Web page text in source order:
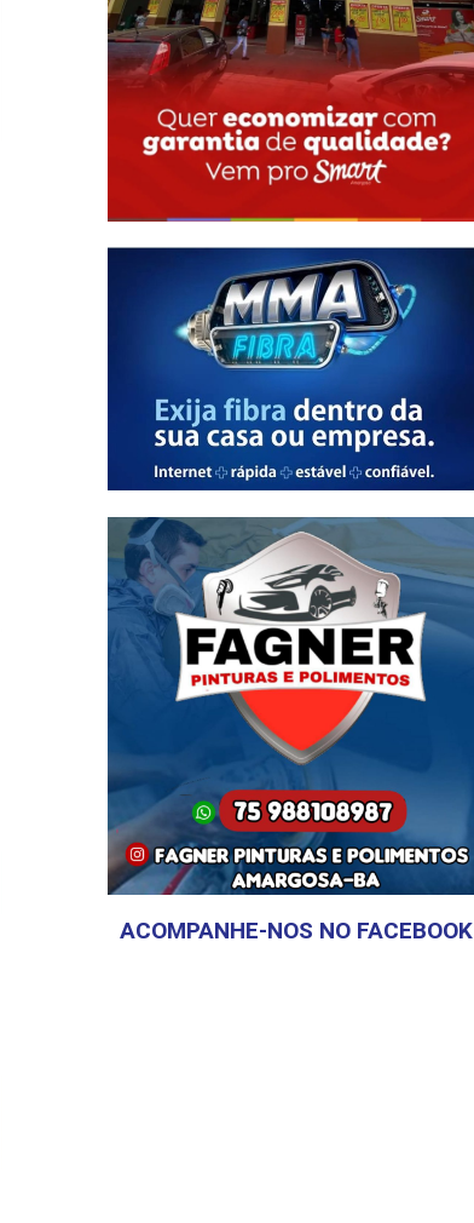
ACOMPANHE-NOS NO FACEBOOK